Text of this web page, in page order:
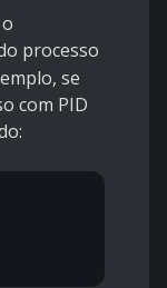
processo
se
com PID